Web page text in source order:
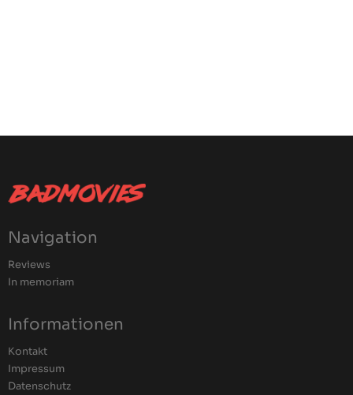
Navigation
Reviews
In memoriam
Informationen
Kontakt
Impressum
Datenschutz